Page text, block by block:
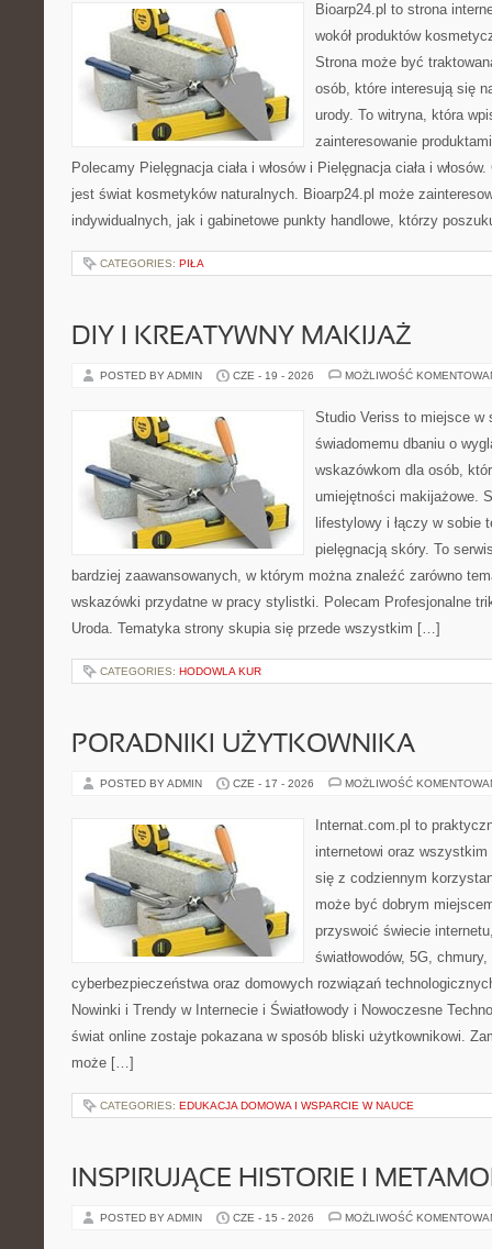
Bioarp24.pl to strona
wokół produktów
Strona może być
osób, które interesują się
urody. To witryna, która
zainteresowanie
Polecamy Pielęgnacja ciała i włosów i Pielęgnacja ciała i
jest świat kosmetyków naturalnych. Bioarp24.pl może
indywidualnych, jak i gabinetowe punkty handlowe, którzy
CATEGORIES: PIŁA
DIY I KREATYWNY MAKIJAŻ
POSTED BY ADMIN CZE - 19 - 2026 MOŻLIWOŚĆ
Studio Veriss to miejsce w
świadomemu dbaniu o
wskazówkom dla osób,
umiejętności makijażowe.
lifestylowy i łączy w sobie
pielęgnacją skóry. To
bardziej zaawansowanych, w którym można znaleźć zarówno
wskazówki przydatne w pracy stylistki. Polecam Profesjonalne
Uroda. Tematyka strony skupia się przede wszystkim […]
CATEGORIES: HODOWLA KUR
PORADNIKI UŻYTKOWNIKA
POSTED BY ADMIN CZE - 17 - 2026 MOŻLIWOŚĆ
Internat.com.pl to
internetowi oraz
się z codziennym
może być dobrym
przyswoić świecie
światłowodów, 5G,
cyberbezpieczeństwa oraz domowych rozwiązań
Nowinki i Trendy w Internecie i Światłowody i Nowoczesne
świat online zostaje pokazana w sposób bliski użytkownikowi.
może […]
CATEGORIES: EDUKACJA DOMOWA I WSPARCIE W NAUCE
INSPIRUJĄCE HISTORIE I
POSTED BY ADMIN CZE - 15 - 2026 MOŻLIWOŚĆ